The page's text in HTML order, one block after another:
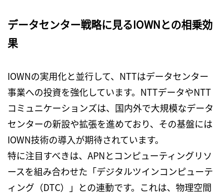
データセンター戦略に見るIOWNとの相乗効
果
IOWNの実用化と並行して、 NTTはデータセンター
事業への投資を強化しています。 NTTデータやNTT
コミュニケーションズは、国内外で大規模なデータ
センターの新設や拡張を進めており、その基盤には
IOWN技術の導入が期待されています。
特に注目すべきは、 APNとコンピューティングリソ
ースを組み合わせた「デジタルツインコンピューテ
ィング（DTC）」との連動です。これは、物理空間